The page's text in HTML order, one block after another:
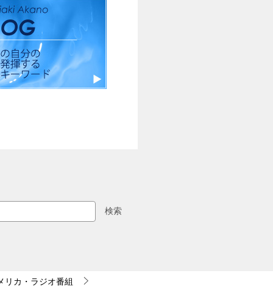
検索
リカ・ラジオ番組